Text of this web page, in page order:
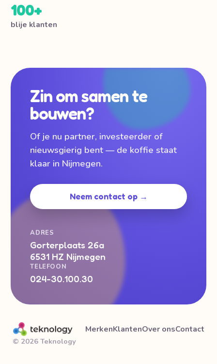
100+
blije klanten
Zin om samen te
bouwen?
Of je nu partner, investeerder of
nieuwsgierig bent — de koffie staat
klaar in Nijmegen.
Neem contact op →
ADRES
Gorterplaats 26a
6531 HZ Nijmegen
TELEFOON
024-30.100.30
MerkenKlantenOver onsContact
© 2026 Teknology